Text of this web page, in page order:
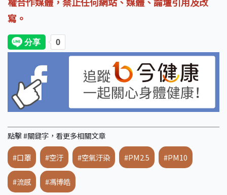
寫。
點擊 #關鍵字，看更多相關文章
#口罩 #空汙 #空氣汙染 #PM2.5 #PM10
#流感 #馮博皓